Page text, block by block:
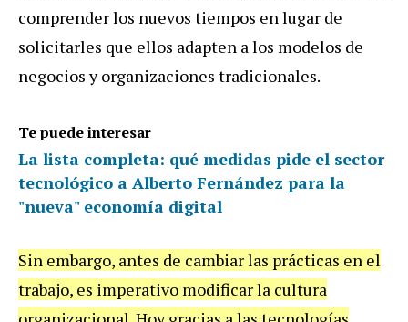
comprender los nuevos tiempos en lugar de
solicitarles que ellos adapten a los modelos de
negocios y organizaciones tradicionales.
Te puede interesar
La lista completa: qué medidas pide el sector
tecnológico a Alberto Fernández para la
"nueva" economía digital
Sin embargo, antes de cambiar las prácticas en el
trabajo, es imperativo modificar la cultura